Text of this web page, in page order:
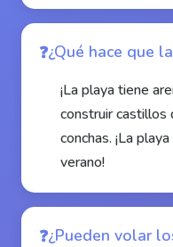
¿Qué hace que
¡La playa tiene
construir castillos
conchas. ¡La
verano!
¿Pueden volar